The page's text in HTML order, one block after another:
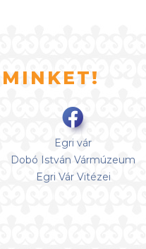
MINKET!
Egri vár
Dobó István Vármúzeum
Egri Vár Vitézei